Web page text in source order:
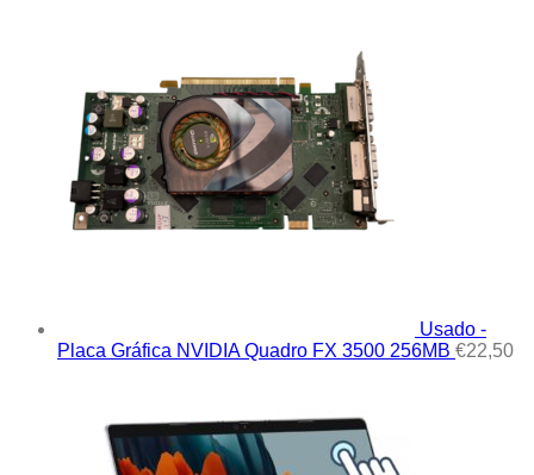
Usado -
Placa Gráfica NVIDIA Quadro FX 3500 256MB €22,50